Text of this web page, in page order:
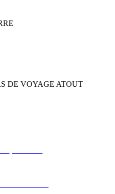
DE VOYAGE ATOUT